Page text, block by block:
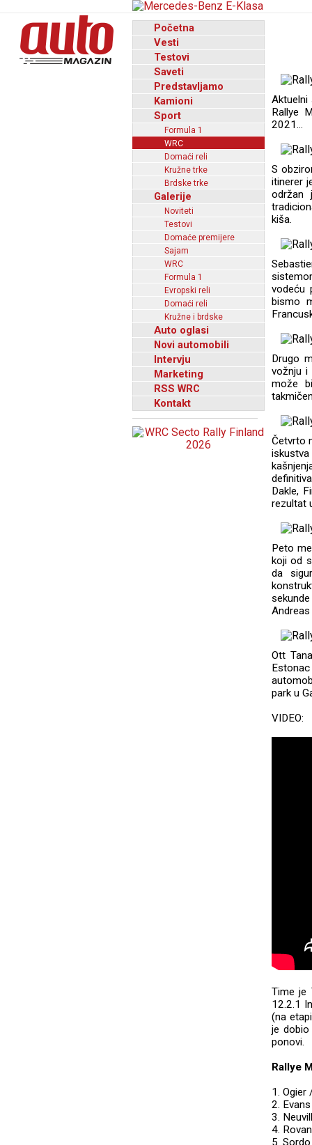
Početna
Vesti
Testovi
Saveti
Predstavljamo
Kamioni
Sport
Formula 1
WRC
Domaći reli
Kružne trke
Brdske trke
Galerije
Noviteti
Testovi
Domaće premijere
Sajam
WRC
Formula 1
Evropski reli
Domaći reli
Kružne i brdske
Auto oglasi
Novi automobili
Intervju
Marketing
RSS WRC
Kontakt
Aktuelni
Rallye
2021...
S
itinerer
održan
kiša.
vodeću
bismo
Drugo
vožnju i
može
Četvrto
Dakle,
rezultat
Peto
koji od
da
Ott
park u
VIDEO:
Time je
12.2.1
(na
je
ponovi.
Rallye
1. Ogier
2.
3.
4.
5.